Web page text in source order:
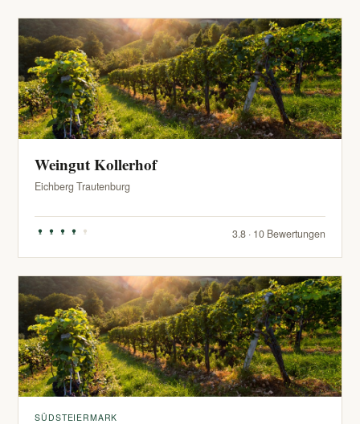
Weingut Kollerhof
Eichberg Trautenburg
3.8 · 10 Bewertungen
SÜDSTEIERMARK